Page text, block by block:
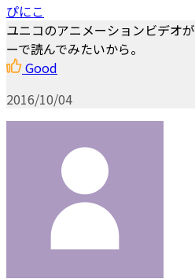
ぴにこ
ユニコのアニメーションビデオ
ーで読んでみたいから。
Good
2016/10/04